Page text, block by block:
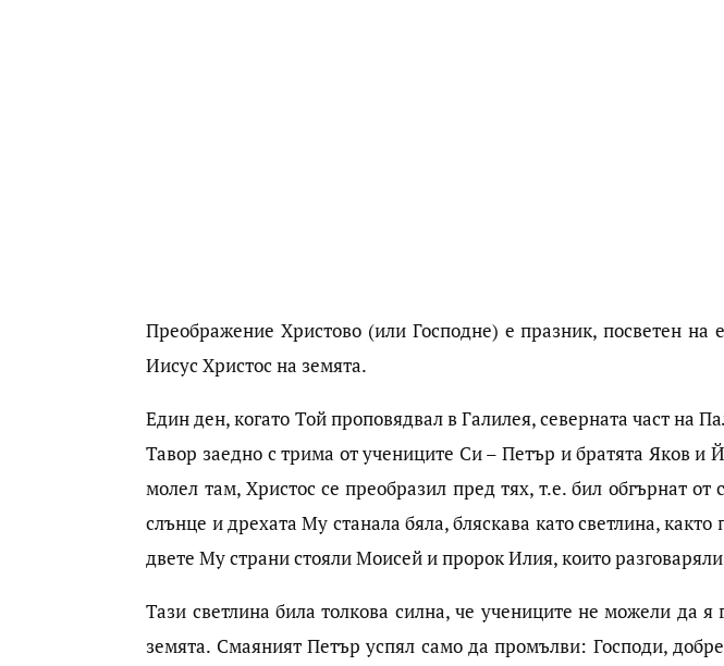
Преображение Христово (или Господне) е празник, посветен на
Иисус Христос на земята.
Един ден, когато Той проповядвал в Галилея, северната част на
Тавор заедно с трима от учениците Си – Петър и братята Яков и
молел там, Христос се преобразил пред тях, т.е. бил обгърнат от
слънце и дрехата Му станала бяла, бляскава като светлина,
двете Му страни стояли Моисей и пророк Илия, които
Тази светлина била толкова силна, че учениците не можели да я
земята. Смаяният Петър успял само да промълви: Господи,